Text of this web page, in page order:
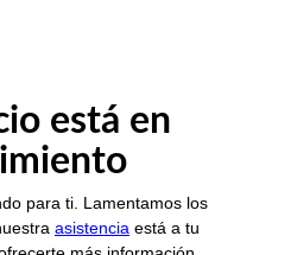
está en
para ti. Lamentamos los
asistencia está a tu